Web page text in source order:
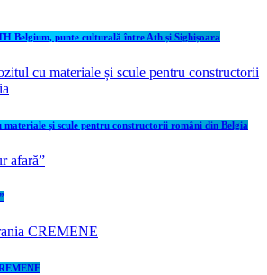
Belgium, punte culturală între Ath și Sighișoara
materiale și scule pentru constructorii români din Belgia